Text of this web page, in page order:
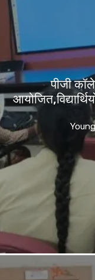
पीजी